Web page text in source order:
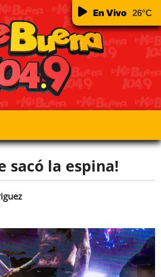
En Vivo 26°C
sacó la espina!